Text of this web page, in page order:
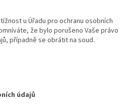
u Úřadu pro ochranu osobních
že bylo porušeno Vaše právo
případně se obrátit na soud.
údajů